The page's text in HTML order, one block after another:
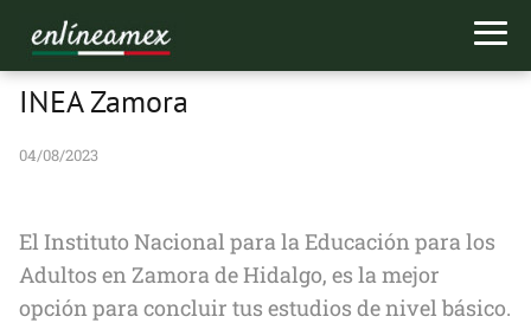
INEA Zamora
04/08/2023
El Instituto Nacional para la Educación para los
Adultos en Zamora de Hidalgo, es la mejor
opción para concluir tus estudios de nivel básico.